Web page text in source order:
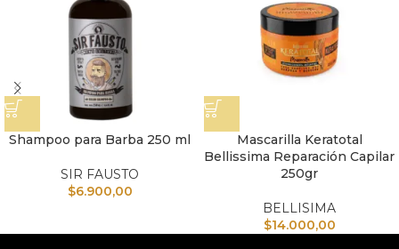
Shampoo para Barba 250 ml
SIR FAUSTO
$6.900,00
Mascarilla Keratotal
Bellissima Reparación Capilar
250gr
BELLISIMA
$14.000,00